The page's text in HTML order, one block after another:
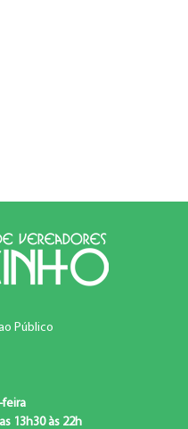
Público
feira
13h30 às 22h